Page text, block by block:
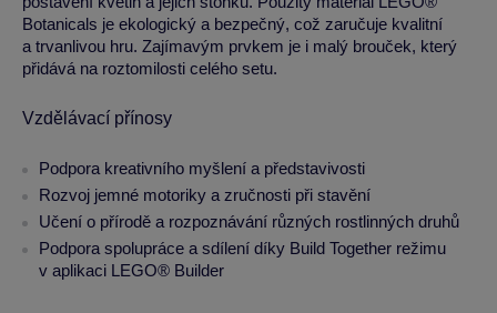
Botanicals je ekologický a bezpečný, což zaručuje kvalitní
a trvanlivou hru. Zajímavým prvkem je i malý brouček, který
přidává na roztomilosti celého setu.
Vzdělávací přínosy
Podpora kreativního myšlení a představivosti
Rozvoj jemné motoriky a zručnosti při stavění
Učení o přírodě a rozpoznávání různých rostlinných druhů
Podpora spolupráce a sdílení díky Build Together režimu
v aplikaci LEGO® Builder